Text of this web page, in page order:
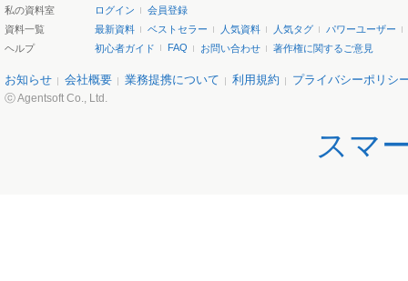
私の資料室 ログイン
会員登録
資料一覧
最新資料 ベストセラー 人気資料 人気タグ
パワーユーザー
ヘルプ
初心者ガイド FAQ お問い合わせ 著作権に関するご意見
お知らせ 会社概要 業務提携について 利用規約 プライバシーポリシ
ⓒ Agentsoft Co., Ltd.
スマ